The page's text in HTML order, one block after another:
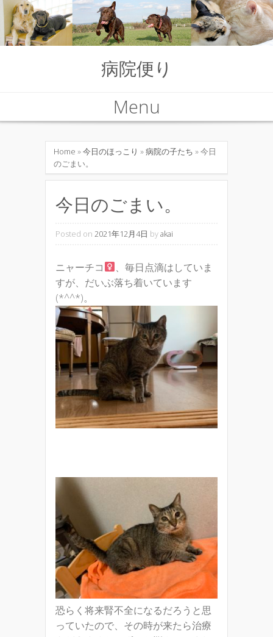
病院便り
Menu
Home »今日のほっこり »病院の子たち » 今日
のごまい。
今日のごまい。
Posted on 2021年12月4日 byakai
ニャーチコ
、毎日点滴はしていま
すが、だいぶ落ち着いています
(*^^*)。
恐らく将来腎不全になるだろうと思
っていたので、その時が来たら治療